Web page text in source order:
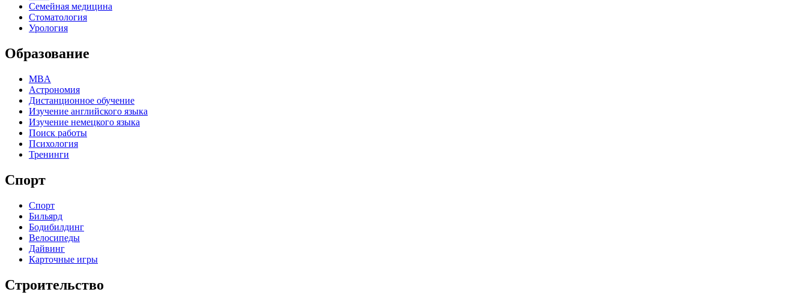
Семейная медицина
Стоматология
Урология
Образование
MBA
Астрономия
Дистанционное обучение
Изучение английского языка
Изучение немецкого языка
Поиск работы
Психология
Тренинги
Спорт
Спорт
Бильярд
Бодибилдинг
Велосипеды
Дайвинг
Карточные игры
Строительство